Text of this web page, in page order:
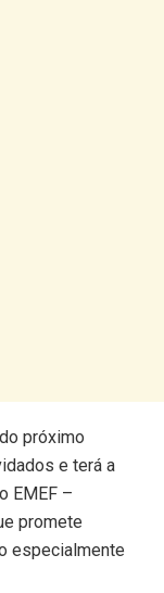
próximo
e terá a
EMEF –
promete
especialmente